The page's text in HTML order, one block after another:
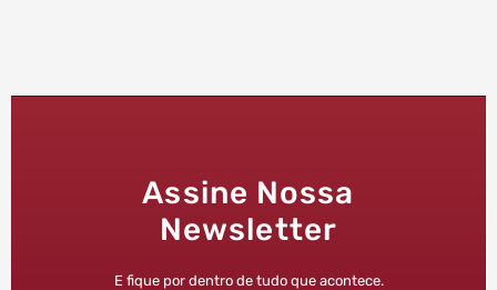
Assine Nossa
Newsletter
E fique por dentro de tudo que acontece.